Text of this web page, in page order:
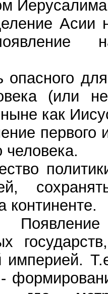
Асии
для
(или
ныне как
первого
человека.
континенте.
империей.